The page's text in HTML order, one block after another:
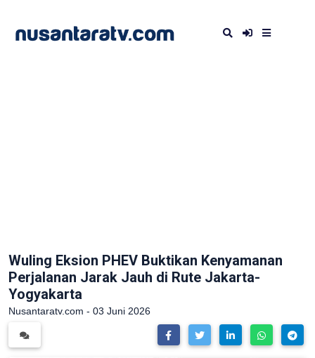
Wuling Eksion PHEV Buktikan Kenyamanan
Perjalanan Jarak Jauh di Rute Jakarta-
Yogyakarta
Nusantaratv.com - 03 Juni 2026